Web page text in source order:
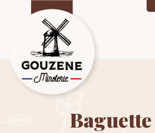
Baguette